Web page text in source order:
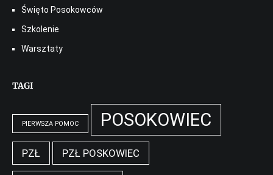
Święto Posokowców
Szkolenie
Warsztaty
TAGI
PIERWSZA POMOC POSOKOWIEC
PZŁ PZŁ POSKOWIEC